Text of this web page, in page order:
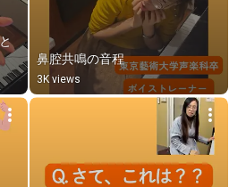
鼻腔共鳴の音程
3K views